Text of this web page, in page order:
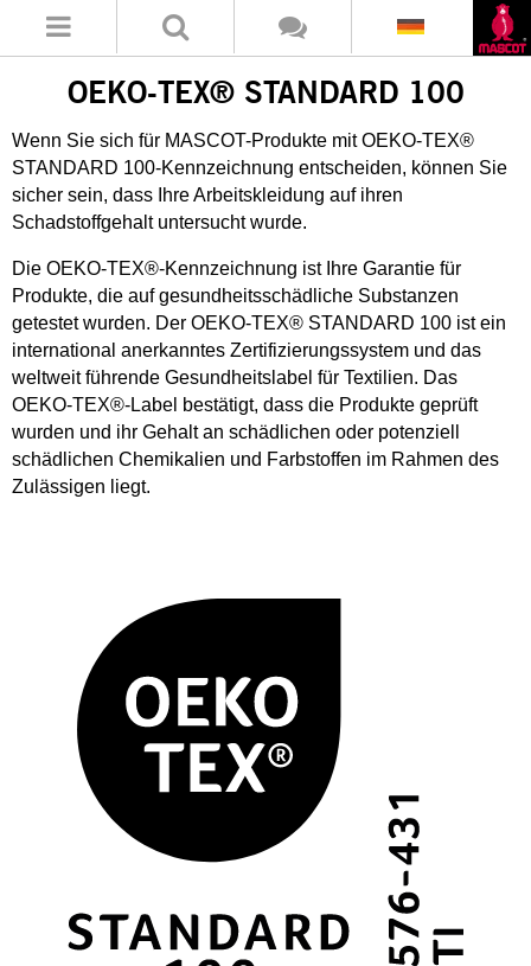
OEKO-TEX® STANDARD 100
Wenn Sie sich für MASCOT-Produkte mit OEKO-TEX®
STANDARD 100-Kennzeichnung entscheiden, können Sie
sicher sein, dass Ihre Arbeitskleidung auf ihren
Schadstoffgehalt untersucht wurde.
Die OEKO-TEX®-Kennzeichnung ist Ihre Garantie für
Produkte, die auf gesundheitsschädliche Substanzen
getestet wurden. Der OEKO-TEX® STANDARD 100 ist ein
international anerkanntes Zertifizierungssystem und das
weltweit führende Gesundheitslabel für Textilien. Das
OEKO-TEX®-Label bestätigt, dass die Produkte geprüft
wurden und ihr Gehalt an schädlichen oder potenziell
schädlichen Chemikalien und Farbstoffen im Rahmen des
Zulässigen liegt.